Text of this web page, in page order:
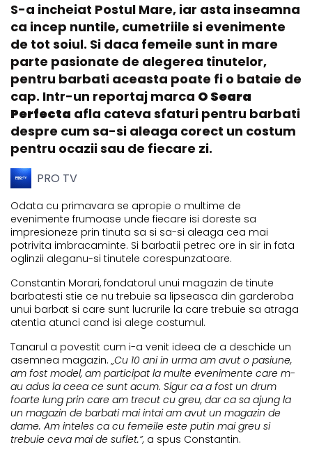
S-a incheiat Postul Mare, iar asta inseamna
ca incep nuntile, cumetriile si evenimente
de tot soiul. Si daca femeile sunt in mare
parte pasionate de alegerea tinutelor,
pentru barbati aceasta poate fi o bataie de
cap. Intr-un reportaj marca O Seara
Perfecta afla cateva sfaturi pentru barbati
despre cum sa-si aleaga corect un costum
pentru ocazii sau de fiecare zi.
PRO TV
Odata cu primavara se apropie o multime de
evenimente frumoase unde fiecare isi doreste sa
impresioneze prin tinuta sa si sa-si aleaga cea mai
potrivita imbracaminte. Si barbatii petrec ore in sir in fata
oglinzii aleganu-si tinutele corespunzatoare.
Constantin Morari, fondatorul unui magazin de tinute
barbatesti stie ce nu trebuie sa lipseasca din garderoba
unui barbat si care sunt lucrurile la care trebuie sa atraga
atentia atunci cand isi alege costumul.
Tanarul a povestit cum i-a venit ideea de a deschide un
asemnea magazin.„Cu 10 ani in urma am avut o pasiune,
am fost model, am participat la multe evenimente care m-
au adus la ceea ce sunt acum. Sigur ca a fost un drum
foarte lung prin care am trecut cu greu, dar ca sa ajung la
un magazin de barbati mai intai am avut un magazin de
dame. Am inteles ca cu femeile este putin mai greu si
trebuie ceva mai de suflet.”, a spus Constantin.